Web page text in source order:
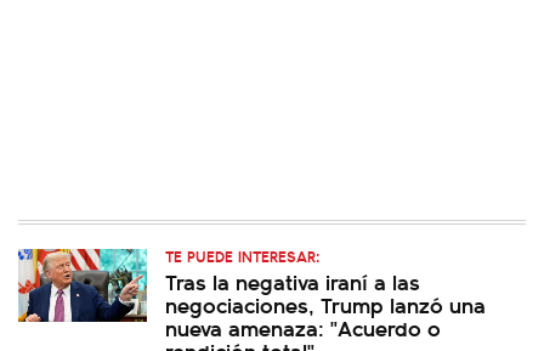
TE PUEDE INTERESAR:
Tras la negativa iraní a las
negociaciones, Trump lanzó una
nueva amenaza: "Acuerdo o